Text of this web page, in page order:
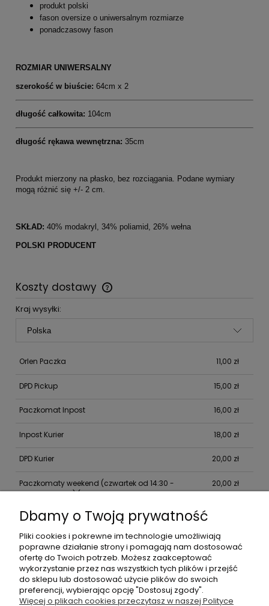
produkt polski
fason oversize o uniwersalnym rozmiarze
ponadczasowy fason
ROZMIAR UNIWERSALNY
szerokość w biuście: 64cm x 2
długość całkowita: 104cm
długość rękawa wewnętrzna: 35cm
Produkt mierzony na płasko, bez rozciągania. Podane wymiary
mogą różnić się +/- 2 cm.
SKŁAD: 40% modakryl, 34% poliamid, 26% wełna
POLSKI PRODUCENT
Koszty dostawy
Cena nie zawiera ewentualnych kosztów płatności
Kraj wysyłki:
Orlen Paczka 11,00 zł
DPD Pickup 15,00 zł
Paczkomat Inpost 16,00 zł
Inpost Kurier 18,00 zł
DPD Kurier 20,00 zł
Paczkomaty weekend (czwartek od 14:30 -
piątek do 14:30)(Gwarantowana dostawa w
20,00 zł
Informacje
Moje konto
Dbamy o Twoją prywatność
Pliki cookies i pokrewne im technologie umożliwiają
poprawne działanie strony i pomagają nam dostosować
ofertę do Twoich potrzeb. Możesz zaakceptować
wykorzystanie przez nas wszystkich tych plików i przejść
do sklepu lub dostosować użycie plików do swoich
preferencji, wybierając opcję "Dostosuj zgody".
Więcej o plikach cookies przeczytasz w naszej Polityce